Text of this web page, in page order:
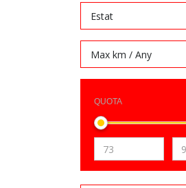
Estat
Max km / Any
QUOTA